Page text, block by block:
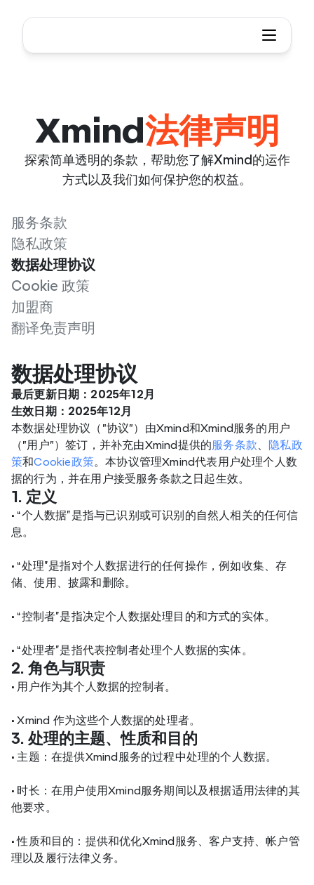
Xmind 法律声明
探索简单透明的条款，帮助您了解Xmind的运作
方式以及我们如何保护您的权益。
服务条款
隐私政策
数据处理协议
Cookie 政策
加盟商
翻译免责声明
数据处理协议
最后更新日期：2025年12月
生效日期：2025年12月
本数据处理协议（"协议"）由Xmind和Xmind服务的用户
（"用户"）签订，并补充由Xmind提供的服务条款
隐私政
策和Cookie政策。本协议管理Xmind代表用户处理个人数
据的行为，并在用户接受服务条款之日起生效。
1. 定义
• “个人数据”是指与已识别或可识别的自然人相关的任何信
息。
• “处理”是指对个人数据进行的任何操作，例如收集、存
储、使用、披露和删除。
• “控制者”是指决定个人数据处理目的和方式的实体。
• “处理者”是指代表控制者处理个人数据的实体。
2. 角色与职责
• 用户作为其个人数据的控制者。
• Xmind 作为这些个人数据的处理者。
3. 处理的主题、性质和目的
• 主题：在提供Xmind服务的过程中处理的个人数据。
• 时长：在用户使用Xmind服务期间以及根据适用法律的其
他要求。
• 性质和目的：提供和优化Xmind服务、客户支持、帐户管
理以及履行法律义务。